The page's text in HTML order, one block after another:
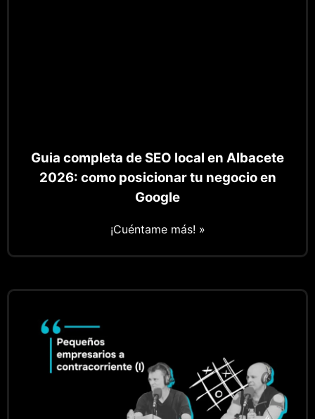
Guia completa de SEO local en Albacete
2026: como posicionar tu negocio en
Google
¡Cuéntame más! »